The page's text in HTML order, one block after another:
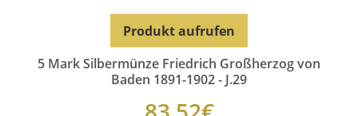
5 Mark Silbermünze Friedrich Großherzog von
Baden 1891-1902 - J.29
Produkt aufrufen